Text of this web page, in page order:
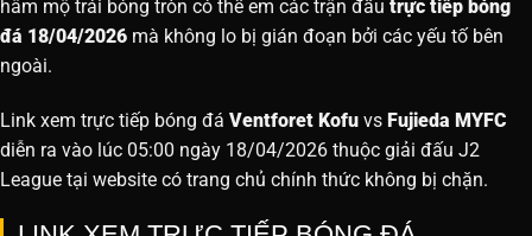
hâm mộ trái bóng tròn có thể em các trận đấu trực tiếp bóng
đá 18/04/2026 mà không lo bị gián đoạn bởi các yếu tố bên
ngoài.
Link xem trực tiếp bóng đá Ventforet Kofu vs Fujieda MYFC
diễn ra vào lúc 05:00 ngày 18/04/2026 thuộc giải đấu J2
League tại website có trang chủ chính thức không bị chặn.